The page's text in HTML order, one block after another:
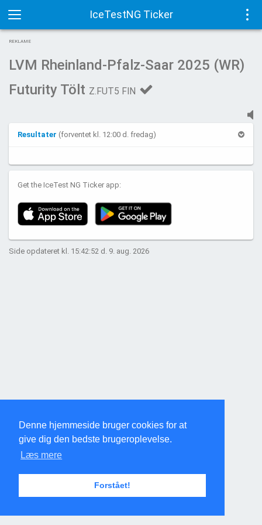
Denne hjemmeside bruger cookies for at
give dig den bedste brugeroplevelse.
Læs mere
Forstået!
IceTestNG Ticker
Toggle
navigation
REKLAME
LVM Rheinland-Pfalz-Saar 2025 (WR)
Futurity Tölt Z.FUT5 FIN
Resultater (forventet kl. 12:00 d. fredag)
Get the IceTest NG Ticker app:
Side opdateret kl. 15:42:52 d. 9. aug. 2026